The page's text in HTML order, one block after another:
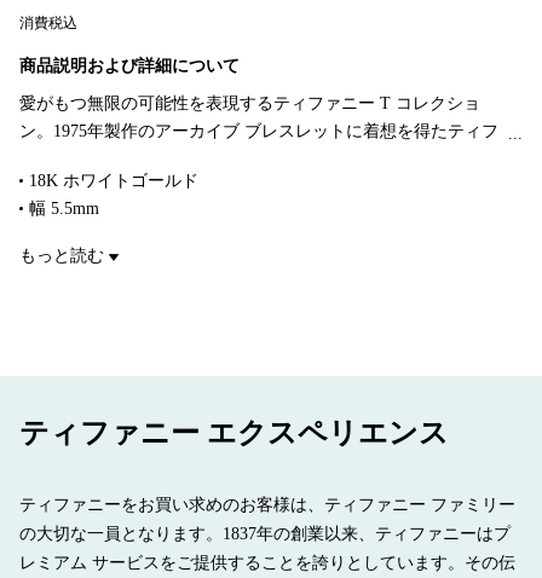
消費税込
商品説明および詳細について
愛がもつ無限の可能性を表現するティファニー T コレクショ
ン。1975年製作のアーカイブ ブレスレットに着想を得たティフ
るチャールズ・ルイス・ティファニーが希望と可能性の地であ
ると考えたニューヨークの精神にオマージュを捧げています。
大胆な「T」のパターンを交互に織り成す、繊細に絡み合ったリ
18K ホワイトゴールド
幅 5.5mm
ィングが施されています
もっと読む
ティファニー エクスペリエンス
ティファニーをお買い求めのお客様は、ティファニー ファミリー
の大切な一員となります。1837年の創業以来、ティファニーはプ
レミアム サービスをご提供することを誇りとしています。その伝